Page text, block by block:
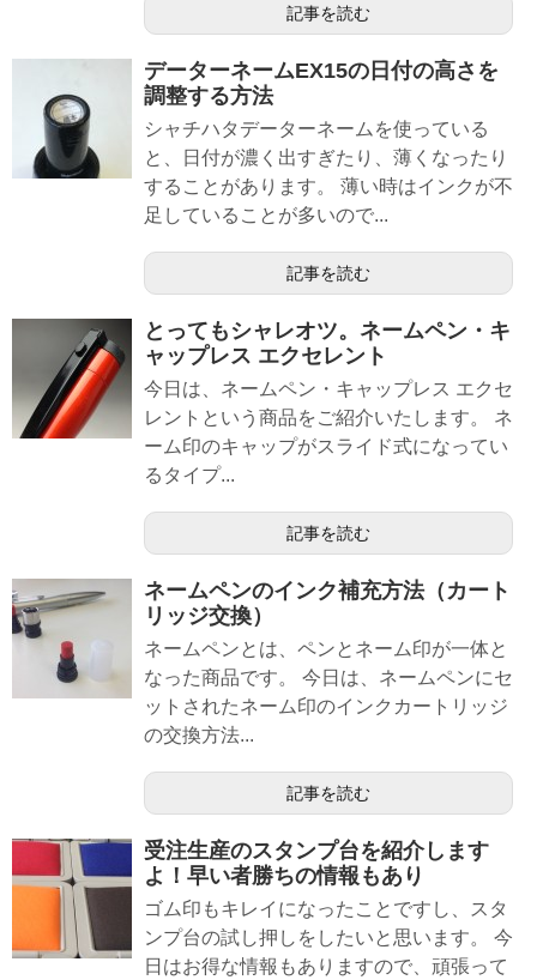
記事を読む
データーネームEX15の日付の高さを
調整する方法
シャチハタデーターネームを使っている
と、日付が濃く出すぎたり、薄くなったり
することがあります。 薄い時はインクが不
足していることが多いので...
記事を読む
とってもシャレオツ。ネームペン・キ
ャップレス エクセレント
今日は、ネームペン・キャップレス エクセ
レントという商品をご紹介いたします。 ネ
ーム印のキャップがスライド式になってい
るタイプ...
記事を読む
ネームペンのインク補充方法（カート
リッジ交換）
ネームペンとは、ペンとネーム印が一体と
なった商品です。 今日は、ネームペンにセ
ットされたネーム印のインクカートリッジ
の交換方法...
記事を読む
受注生産のスタンプ台を紹介します
よ！早い者勝ちの情報もあり
ゴム印もキレイになったことですし、スタ
ンプ台の試し押しをしたいと思います。 今
日はお得な情報もありますので、頑張って